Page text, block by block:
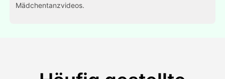
Mädchentanzvideos.